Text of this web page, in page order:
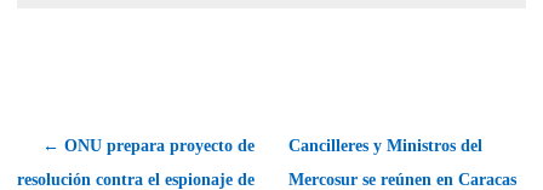
← ONU prepara proyecto de
resolución contra el espionaje de
Cancilleres y Ministros del
Mercosur se reúnen en Caracas